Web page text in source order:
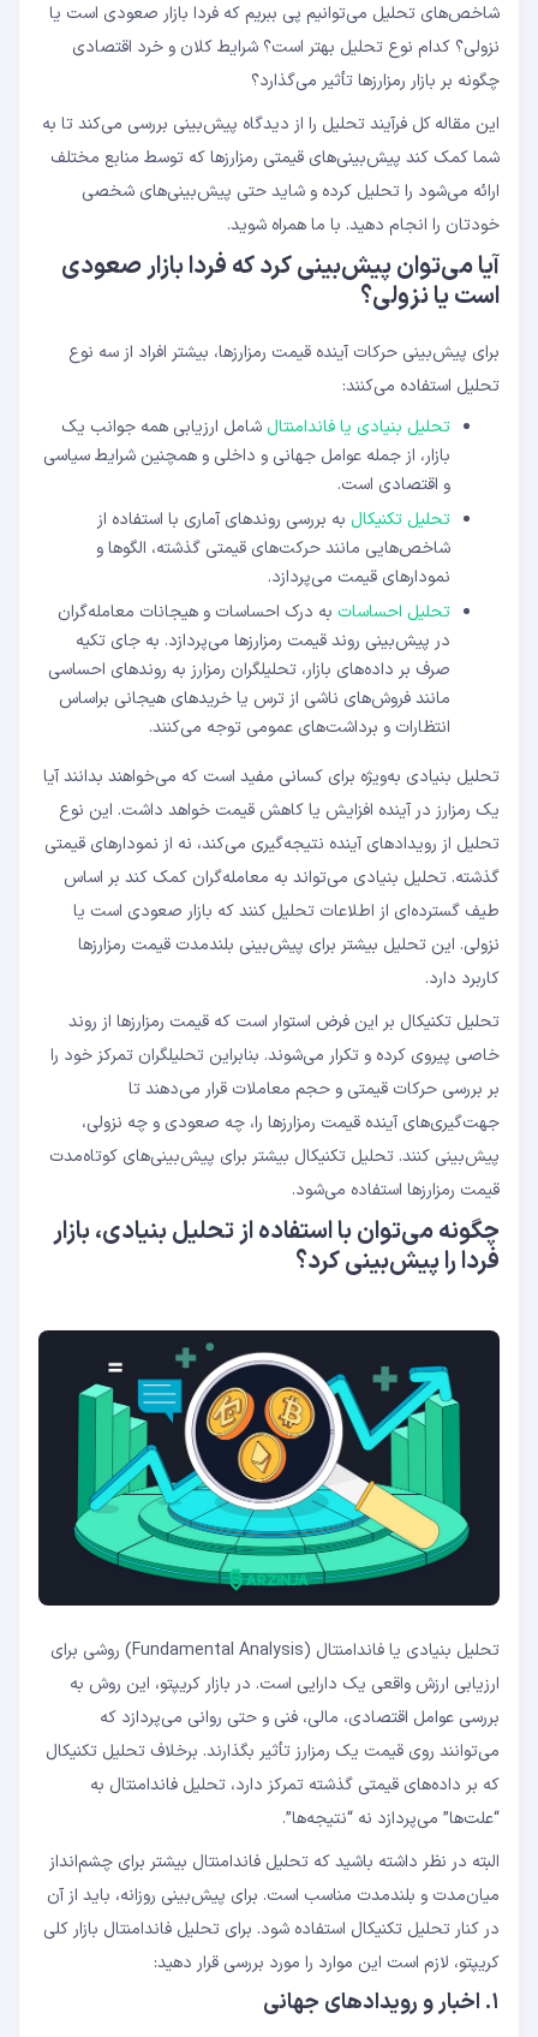
شاخص‌های تکنیکال اصلی
شاخص‌های تحلیل می‌توانیم پی ببریم که فردا بازار صعودی است یا
نزولی؟ کدام نوع تحلیل بهتر است؟ شرایط کلان‌ و خرد‌ اقتصادی
چگونه بر بازار رمزارزها تأثیر می‌گذارد؟
این مقاله کل فرآیند تحلیل را از دیدگاه پیش‌بینی بررسی می‌کند تا به
شما کمک کند پیش‌بینی‌های قیمتی رمزارزها که توسط منابع مختلف
ارائه می‌شود را تحلیل کرده و شاید حتی پیش‌بینی‌های شخصی
خودتان را انجام دهید. با ما همراه شوید.
آیا می‌توان پیش‌بینی کرد که فردا بازار صعودی
است یا نزولی؟
برای پیش‌بینی حرکات آینده قیمت رمزارزها، بیشتر افراد از سه نوع
تحلیل استفاده می‌کنند:
تحلیل بنیادی یا فاندامنتال شامل ارزیابی همه جوانب یک
بازار، از جمله عوامل جهانی و داخلی و همچنین شرایط سیاسی
و اقتصادی است.
تحلیل تکنیکال به بررسی روندهای آماری با استفاده از
شاخص‌هایی مانند حرکت‌های قیمتی گذشته، الگوها و
نمودارهای قیمت می‌پردازد.
تحلیل احساسات به درک احساسات و هیجانات معامله‌گران
در پیش‌بینی روند قیمت رمزارزها می‌پردازد. به جای تکیه
صرف بر داده‌های بازار، تحلیلگران رمزارز به روندهای احساسی
مانند فروش‌های ناشی از ترس یا خریدهای هیجانی براساس
انتظارات و برداشت‌های عمومی توجه می‌کنند.
تحلیل بنیادی به‌ویژه برای کسانی مفید است که می‌خواهند بدانند آیا
یک رمزارز در آینده افزایش یا کاهش قیمت خواهد داشت. این نوع
تحلیل از رویدادهای آینده نتیجه‌گیری می‌کند، نه از نمودارهای قیمتی
گذشته. تحلیل بنیادی می‌تواند به معامله‌گران کمک کند بر اساس
طیف گسترده‌ای از اطلاعات تحلیل کنند که بازار صعودی است یا
نزولی. این تحلیل بیشتر برای پیش‌بینی بلندمدت قیمت رمزارزها
کاربرد دارد.
تحلیل تکنیکال بر این فرض استوار است که قیمت رمزارزها از روند
خاصی پیروی کرده و تکرار می‌شوند. بنابراین تحلیلگران تمرکز خود را
بر بررسی حرکات قیمتی و حجم معاملات قرار می‌دهند تا
جهت‌گیری‌های آینده قیمت رمزارزها را، چه صعودی و چه نزولی،
پیش‌بینی کنند. تحلیل تکنیکال بیشتر برای پیش‌بینی‌های کوتاه‌مدت
قیمت رمزارزها استفاده می‌شود.
چگونه می‌توان با استفاده از تحلیل بنیادی، بازار
فردا را پیش‌بینی کرد؟
تحلیل بنیادی یا فاندامنتال (Fundamental Analysis) روشی برای
ارزیابی ارزش واقعی یک دارایی است. در بازار کریپتو، این روش به
بررسی عوامل اقتصادی، مالی، فنی و حتی روانی می‌پردازد که
می‌توانند روی قیمت یک رمزارز تأثیر بگذارند. برخلاف تحلیل تکنیکال
که بر داده‌های قیمتی گذشته تمرکز دارد، تحلیل فاندامنتال به
“علت‌ها” می‌پردازد نه “نتیجه‌ها”.
البته در نظر داشته باشید که تحلیل فاندامنتال بیشتر برای چشم‌انداز
میان‌مدت و بلندمدت مناسب است. برای پیش‌بینی روزانه، باید از آن
در کنار تحلیل تکنیکال استفاده شود. برای تحلیل فاندامنتال بازار کلی
کریپتو، لازم است این موارد را مورد بررسی قرار دهید:
۱. اخبار و رویدادهای جهانی